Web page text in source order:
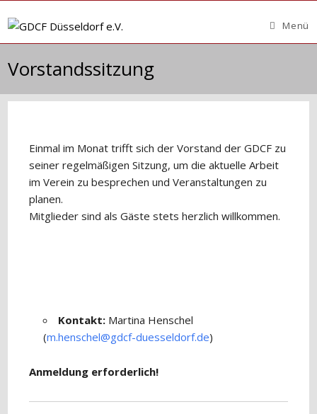
Inhalt
Menü
Vorstandssitzung
Einmal im Monat trifft sich der Vorstand der GDCF zu
seiner regelmäßigen Sitzung, um die aktuelle Arbeit
im Verein zu besprechen und Veranstaltungen zu
planen.
Mitglieder sind als Gäste stets herzlich willkommen.
Kontakt: Martina Henschel
(m.henschel@gdcf-duesseldorf.de)
Anmeldung erforderlich!